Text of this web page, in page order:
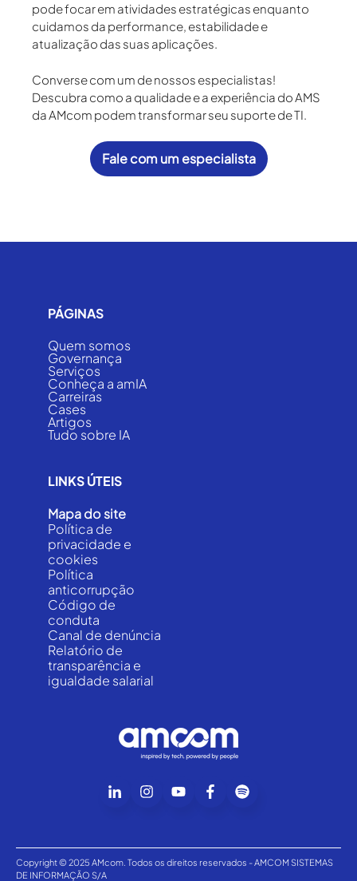
pode focar em atividades estratégicas enquanto
cuidamos da performance, estabilidade e
atualização das suas aplicações.
Converse com um de nossos especialistas!
Descubra como a qualidade e a experiência do AMS
da AMcom podem transformar seu suporte de TI.
Fale com um especialista
PÁGINAS
Quem somos
Governança
Serviços
Conheça a amIA
Carreiras
Cases
Artigos
Tudo sobre IA
LINKS ÚTEIS
Mapa do site
Política de
privacidade e
cookies
Política
anticorrupção
Código de
conduta
Canal de denúncia
Relatório de
transparência e
igualdade salarial
Copyright © 2025 AMcom. Todos os direitos reservados - AMCOM SISTEMAS
DE INFORMAÇÃO S/A